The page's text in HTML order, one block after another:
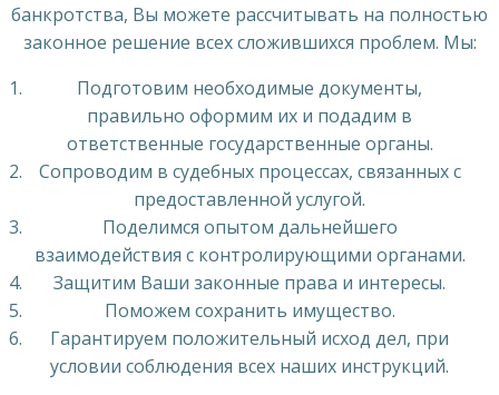
банкротства, Вы можете рассчитывать на полностью
законное решение всех сложившихся проблем. Мы:
Подготовим необходимые документы,
правильно оформим их и подадим в
ответственные государственные органы.
Сопроводим в судебных процессах, связанных с
предоставленной услугой.
Поделимся опытом дальнейшего
взаимодействия с контролирующими органами.
Защитим Ваши законные права и интересы.
Поможем сохранить имущество.
Гарантируем положительный исход дел, при
условии соблюдения всех наших инструкций.